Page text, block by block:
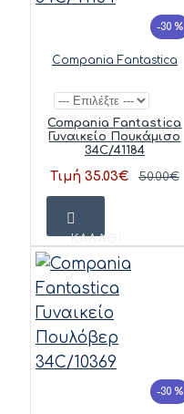
-30 %
Compania Fantastica
Compania Fantastica
Γυναικείο Πουκάμισο
34C/41184
Τιμή 35.03€ 50.00€
ΚΑΛΆΘΙ
-30 %